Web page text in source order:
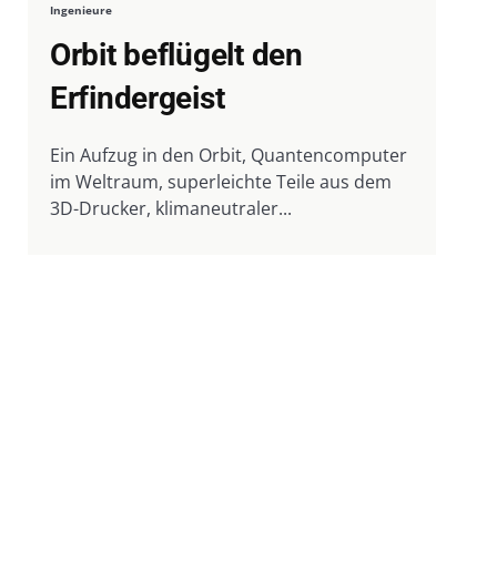
Ingenieure
Orbit beflügelt den
Erfindergeist
Ein Aufzug in den Orbit, Quantencomputer
im Weltraum, superleichte Teile aus dem
3D-Drucker, klimaneutraler...